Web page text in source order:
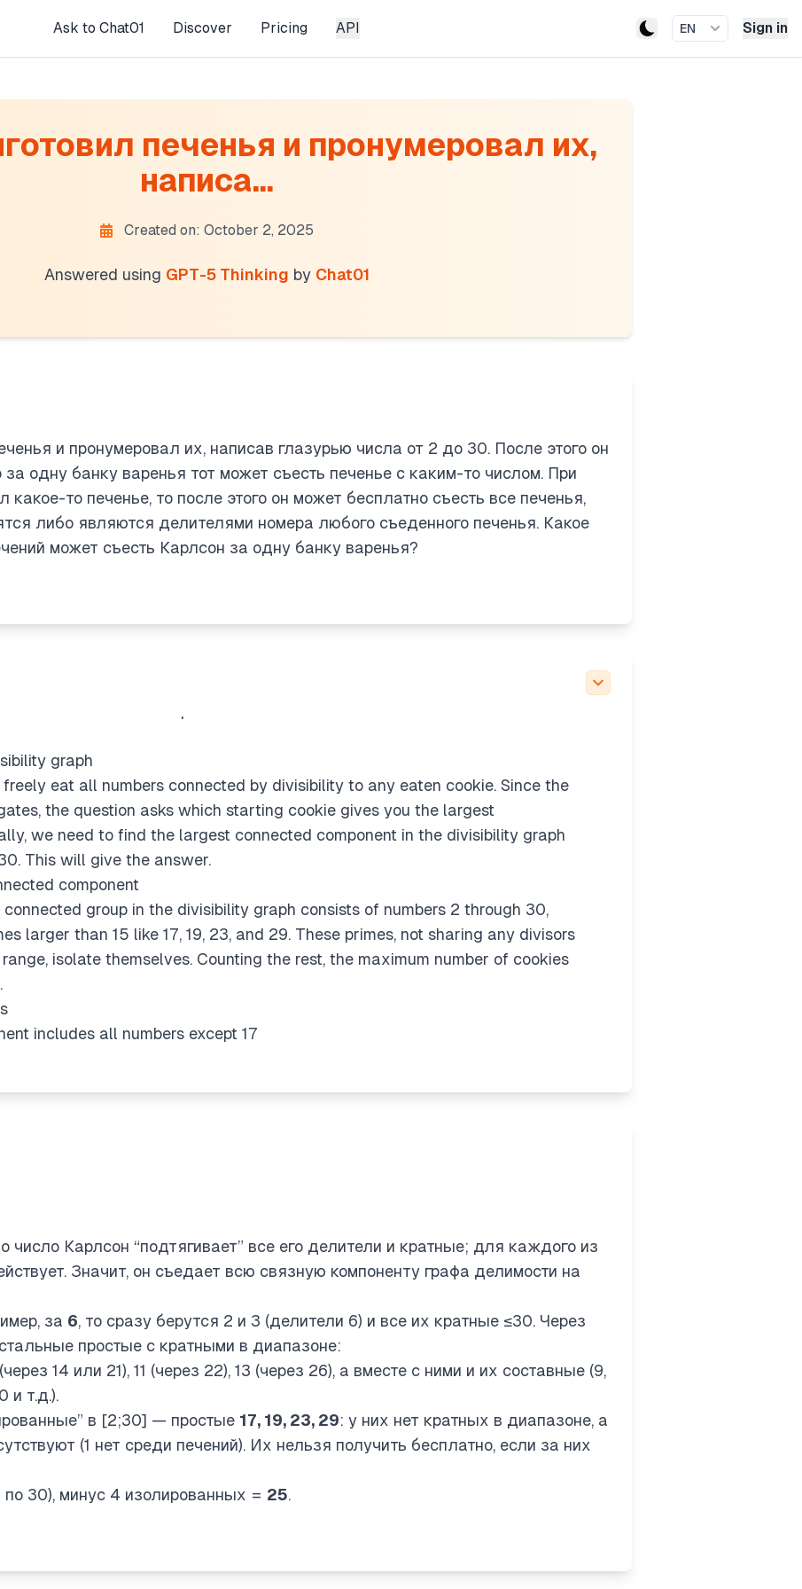
Ask to Chat01 Discover Pricing API EN Sign in
печенья и пронумеровал их,
написа...
Created on: October 2, 2025
Answered using GPT-5 Thinking by Chat01
и пронумеровал их, написав глазурью числа от 2 до 30. После этого он
за одну банку варенья тот может съесть печенье с каким-то числом. При
какое-то печенье, то после этого он может бесплатно съесть все печенья,
либо являются делителями номера любого съеденного печенья. Какое
может съесть Карлсон за одну банку варенья?
he gets to eat all cookies whose numbers are divisible by or divisors of the
include the free cookies too? It sounds like once you’ve eaten one and its
span all numbers under the divisibility relation.
rule
n, you can eat all the numbers connected to it through divisibility —
And while divisibility itself isn't an equivalence relation, it forms a partial
keep connecting to all divisibility neighbors, forming an expanding set of
graph on [2..30] isn't fully connected initially. However, primes only connect
graph
eat all numbers connected by divisibility to any eaten cookie. Since the
the question asks which starting cookie gives you the largest
we need to find the largest connected component in the divisibility graph
This will give the answer.
component
group in the divisibility graph consists of numbers 2 through 30,
larger than 15 like 17, 19, 23, and 29. These primes, not sharing any divisors
isolate themselves. Counting the rest, the maximum number of cookies
includes all numbers except 17
число Карлсон “подтягивает” все его делители и кратные; для каждого из
Значит, он съедает всю связную компоненту графа делимости на
за 6, то сразу берутся 2 и 3 (делители 6) и все их кратные ≤30. Через
простые с кратными в диапазоне:
14 или 21), 11 (через 22), 13 (через 26), а вместе с ними и их составные (9,
и т.д.).
в [2;30] — простые 17, 19, 23, 29: у них нет кратных в диапазоне, а
(1 нет среди печений). Их нельзя получить бесплатно, если за них
по 30), минус 4 изолированных = 25.